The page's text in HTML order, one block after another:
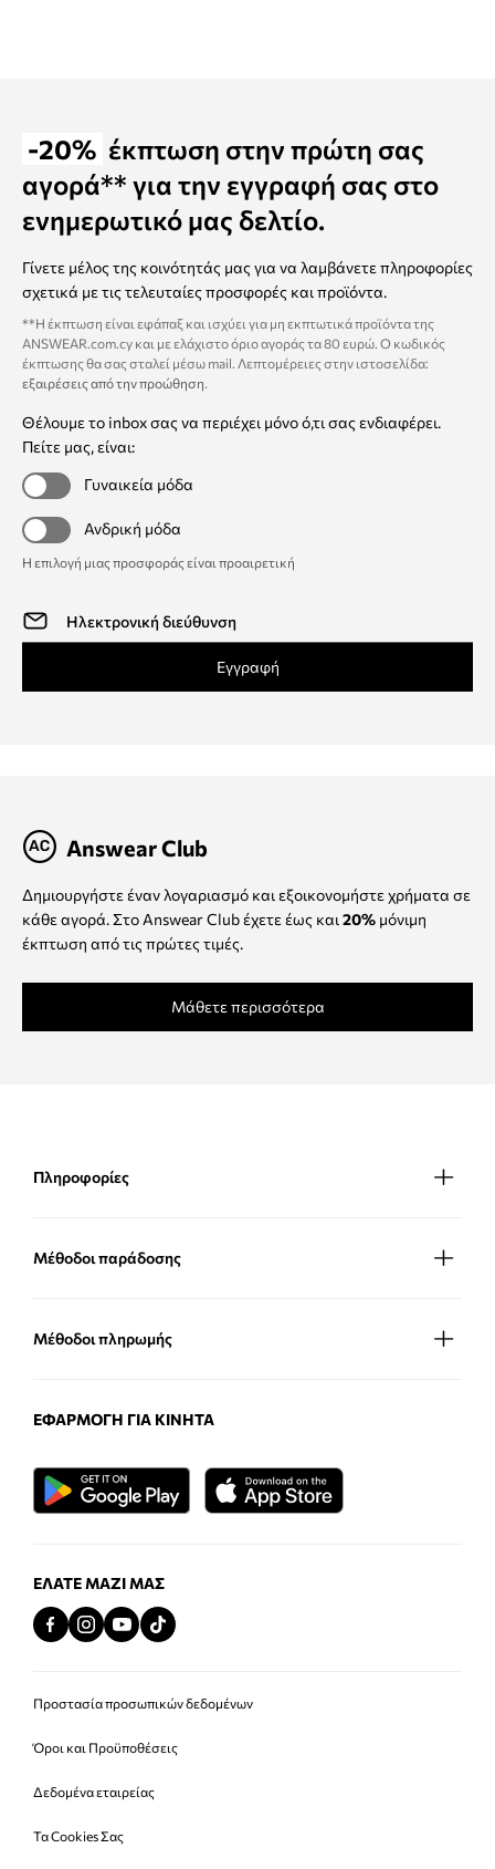
-20% έκπτωση στην πρώτη σας
αγορά** για την εγγραφή σας στο
ενημερωτικό μας δελτίο.
Γίνετε μέλος της κοινότητάς μας για να λαμβάνετε πληροφορίες
σχετικά με τις τελευταίες προσφορές και προϊόντα.
**Η έκπτωση είναι εφάπαξ και ισχύει για μη εκπτωτικά προϊόντα της
ANSWEAR.com.cy και με ελάχιστο όριο αγοράς τα 80 ευρώ. Ο κωδικός
έκπτωσης θα σας σταλεί μέσω mail. Λεπτομέρειες στην ιστοσελίδα:
εξαιρέσεις από την προώθηση
Θέλουμε το inbox σας να περιέχει μόνο ό,τι σας ενδιαφέρει.
Πείτε μας, είναι:
Γυναικεία μόδα
Ανδρική μόδα
Η επιλογή μιας προσφοράς είναι προαιρετική
Εγγραφή
Answear Club
Δημιουργήστε έναν λογαριασμό και εξοικονομήστε χρήματα σε
κάθε αγορά. Στο Answear Club έχετε έως και 20% μόνιμη
έκπτωση από τις πρώτες τιμές.
Μάθετε περισσότερα
Πληροφορίες
Μέθοδοι παράδοσης
Μέθοδοι πληρωμής
ΕΦΑΡΜΟΓΉ ΓΙΑ ΚΙΝΗΤΆ
ΕΛΆΤΕ ΜΑΖΊ ΜΑΣ
Προστασία προσωπικών δεδομένων
Όροι και Προϋποθέσεις
Δεδομένα εταιρείας
Τα Cookies Σας